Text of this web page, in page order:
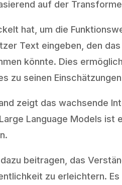
auf der
hat, um die
Text eingeben, den
könnte. Dies
zu seinen
zeigt das wachsende
Language Models
beitragen, das
zu erleichtern.